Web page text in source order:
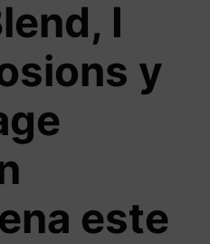
I
y
este